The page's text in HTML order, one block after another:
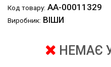
Код товару: АА-00011329
Виробник: ВІШИ
НЕМАЄ